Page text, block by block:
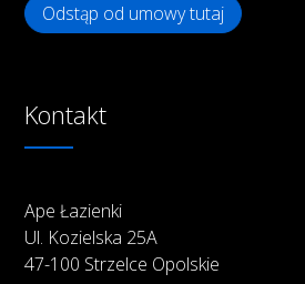
Odstąp od umowy tutaj
Kontakt
Ape Łazienki
Ul. Kozielska 25A
47-100 Strzelce Opolskie